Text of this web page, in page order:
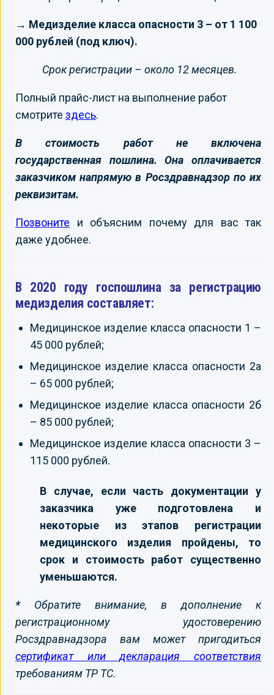
→ Медизделие класса опасности 3 – от 1 100
000 рублей (под ключ).
Срок регистрации – около 12 месяцев.
Полный прайс-лист на выполнение работ
смотрите здесь.
В стоимость работ не включена
государственная пошлина. Она оплачивается
заказчиком напрямую в Росздравнадзор по их
реквизитам.
Позвоните и объясним почему для вас так
даже удобнее.
В 2020 году госпошлина за регистрацию
медизделия составляет:
Медицинское изделие класса опасности 1 –
45 000 рублей;
Медицинское изделие класса опасности 2а
– 65 000 рублей;
Медицинское изделие класса опасности 2б
– 85 000 рублей;
Медицинское изделие класса опасности 3 –
115 000 рублей.
В случае, если часть документации у
заказчика уже подготовлена и
некоторые из этапов регистрации
медицинского изделия пройдены, то
срок и стоимость работ существенно
уменьшаются.
*Обратите внимание, в дополнение к
регистрационному удостоверению
Росздравнадзора вам может пригодиться
сертификат или декларация соответствия
требованиям ТР ТС.